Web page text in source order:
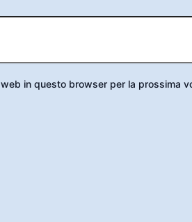
in questo browser per la prossima